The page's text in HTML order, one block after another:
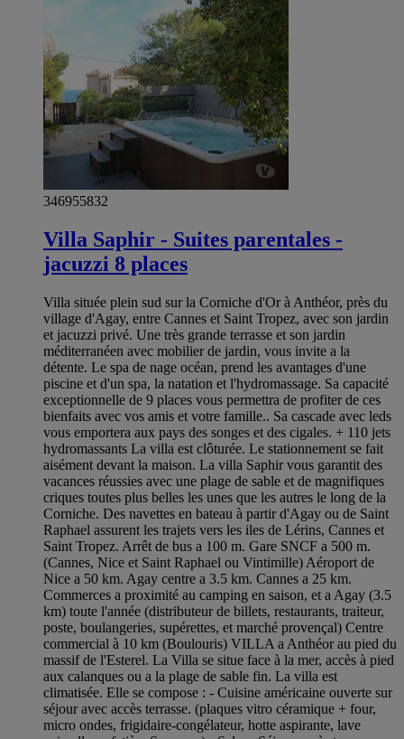
346955832
Villa Saphir - Suites parentales -
jacuzzi 8 places
Villa située plein sud sur la Corniche d'Or à Anthéor, près du
village d'Agay, entre Cannes et Saint Tropez, avec son jardin
et jacuzzi privé. Une très grande terrasse et son jardin
méditerranéen avec mobilier de jardin, vous invite a la
détente. Le spa de nage océan, prend les avantages d'une
piscine et d'un spa, la natation et l'hydromassage. Sa capacité
exceptionnelle de 9 places vous permettra de profiter de ces
bienfaits avec vos amis et votre famille.. Sa cascade avec leds
vous emportera aux pays des songes et des cigales. + 110 jets
hydromassants La villa est clôturée. Le stationnement se fait
aisément devant la maison. La villa Saphir vous garantit des
vacances réussies avec une plage de sable et de magnifiques
criques toutes plus belles les unes que les autres le long de la
Corniche. Des navettes en bateau à partir d'Agay ou de Saint
Raphael assurent les trajets vers les iles de Lérins, Cannes et
Saint Tropez. Arrêt de bus a 100 m. Gare SNCF a 500 m.
(Cannes, Nice et Saint Raphael ou Vintimille) Aéroport de
Nice a 50 km. Agay centre a 3.5 km. Cannes a 25 km.
Commerces a proximité au camping en saison, et a Agay (3.5
km) toute l'année (distributeur de billets, restaurants, traiteur,
poste, boulangeries, supérettes, et marché provençal) Centre
commercial à 10 km (Boulouris) VILLA a Anthéor au pied du
massif de l'Esterel. La Villa se situe face à la mer, accès à pied
aux calanques ou a la plage de sable fin. La villa est
climatisée. Elle se compose : - Cuisine américaine ouverte sur
séjour avec accès terrasse. (plaques vitro céramique + four,
micro ondes, frigidaire-congélateur, hotte aspirante, lave